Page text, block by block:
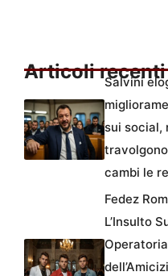
Articoli recenti
Salvini
sui social,
cambi le
Fedez
L’Insulto